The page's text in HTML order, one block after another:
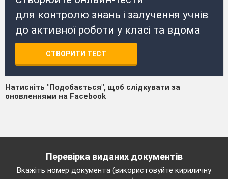
для контролю знань і залучення учнів
до активної роботи у класі та вдома
СТВОРИТИ ТЕСТ
Натисніть "Подобається", щоб слідкувати за
оновленнями на Facebook
Перевірка виданих документів
Вкажіть номер документа (використовуйте кириличну